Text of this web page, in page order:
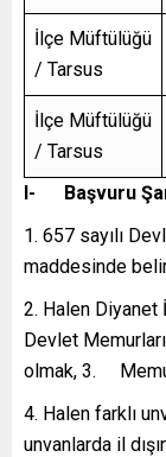
İlçe Müftülüğü
/ Tarsus
İlçe Müftülüğü
/ Tarsus
I- Başvuru
657 sayılı
maddesinde
Halen Diyanet
Devlet
olmak, 3.
4. Halen farklı
unvanlarda il